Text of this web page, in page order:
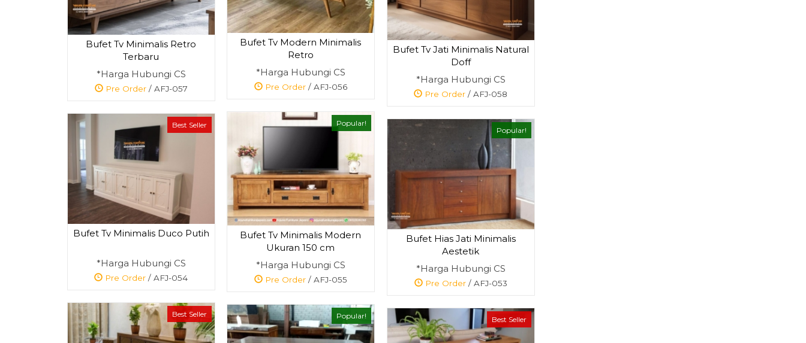
Bufet Tv Jati Minimalis Natural
Doff
*Harga Hubungi CS
Pre Order / AFJ-058
Bufet Tv Minimalis Retro
Terbaru
*Harga Hubungi CS
Pre Order/ AFJ-057
Bufet Tv Modern Minimalis
Retro
*Harga Hubungi CS
Pre Order/ AFJ-056
Popular!
Bufet Tv Minimalis Modern
Ukuran 150 cm
*Harga Hubungi CS
Pre Order/ AFJ-055
Best Seller
Bufet Tv Minimalis Duco Putih
*Harga Hubungi CS
Pre Order / AFJ-054
Popular!
Bufet Hias Jati Minimalis
Aestetik
*Harga Hubungi CS
Pre Order/ AFJ-053
Best Seller Popular! Best Seller